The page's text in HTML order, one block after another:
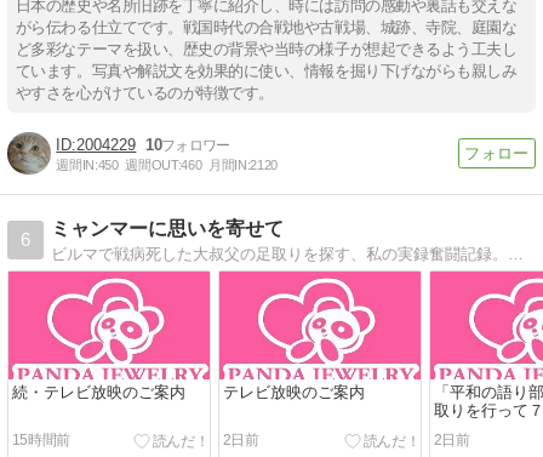
日本の歴史や名所旧跡を丁寧に紹介し、時には訪問の感動や裏話も交えな
がら伝わる仕立てです。戦国時代の合戦地や古戦場、城跡、寺院、庭園な
ど多彩なテーマを扱い、歴史の背景や当時の様子が想起できるよう工夫し
ています。写真や解説文を効果的に使い、情報を掘り下げながらも親しみ
やすさを心がけているのが特徴です。
2004229 10
週間IN:450 週間OUT:460 月間IN:2120
6
ミャンマーに思いを寄せて
ビルマで戦病死した大叔父の足取りを探す、私の実録奮闘記録。インパール作戦を主軸に、特務機関、インド国民軍、石原莞爾、大川周明etc。※毎日更新してもリアルタイムに追いつきません。
続・テレビ放映のご案内
15時間前
テレビ放映のご案内
2日前
「平和の語り
取りを行って７
2日前